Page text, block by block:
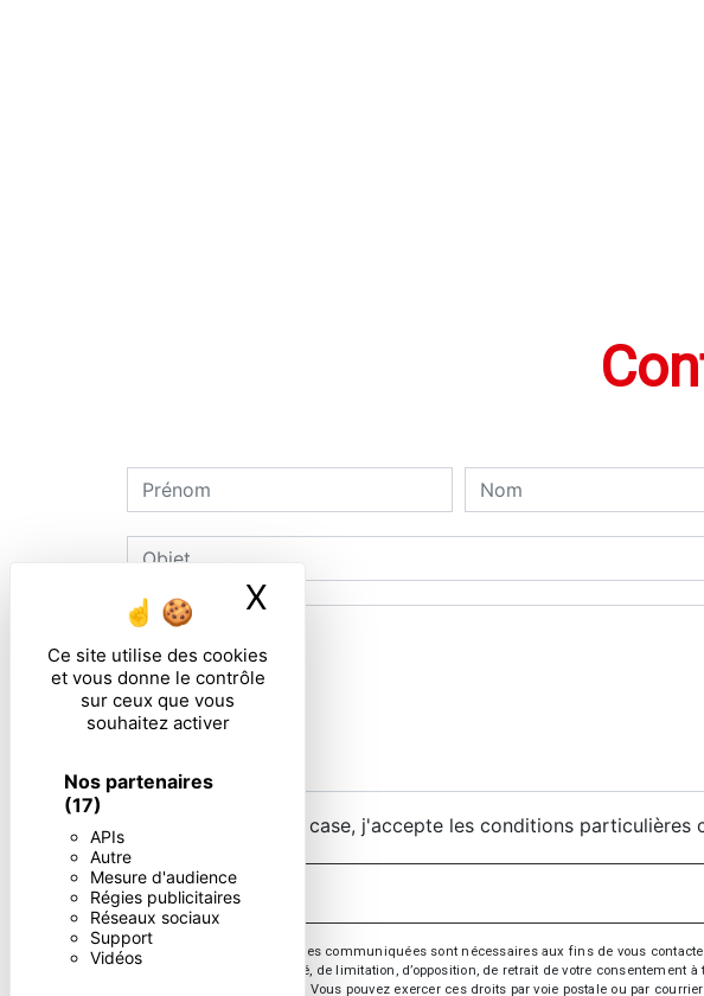
Ce site utilise des cookies
et vous donne le contrôle
sur ceux que vous
souhaitez activer
Nos partenaires
(17)
APIs
Autre
Mesure d'audience
Régies publicitaires
Réseaux sociaux
Support
Vidéos
X Masquer le bandeau des
En cochant cette case, j'accepte les conditions particulières
** Les données personnelles communiquées sont nécessaires aux fins de vous
d’effacement, de portabilité, de limitation, d’opposition, de retrait de votre
vos données post-mortem. Vous pouvez exercer ces droits par voie postale ou par